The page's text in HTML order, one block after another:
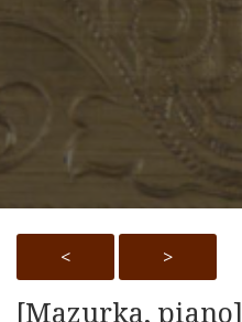
< >
[Mazurka, piano]